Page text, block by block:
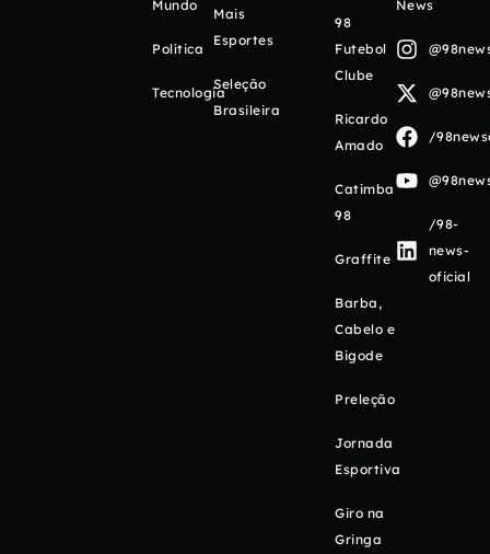
Mundo
Política
Tecnologia
Mais
Esportes
Seleção
Brasileira
98
Futebol
Clube
Ricardo
Amado
Catimba
98
Graffite
Barba,
Cabelo e
Bigode
Preleção
Jornada
Esportiva
Giro na
Gringa
News
/
/98-
news-
oficial